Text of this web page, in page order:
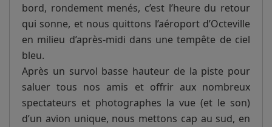
bord, rondement menés, c’est l’heure du retour
qui sonne, et nous quittons l’aéroport d’Octeville
en milieu d’après-midi dans une tempête de ciel
bleu.
Après un survol basse hauteur de la piste pour
saluer tous nos amis et offrir aux nombreux
spectateurs et photographes la vue (et le son)
d’un avion unique, nous mettons cap au sud, en